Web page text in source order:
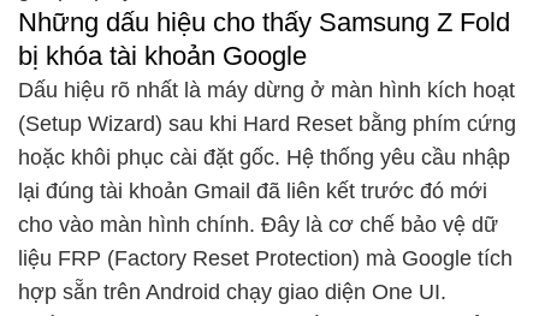
Những dấu hiệu cho thấy Samsung Z Fold
bị khóa tài khoản Google
Dấu hiệu rõ nhất là máy dừng ở màn hình kích hoạt
(Setup Wizard) sau khi Hard Reset bằng phím cứng
hoặc khôi phục cài đặt gốc. Hệ thống yêu cầu nhập
lại đúng tài khoản Gmail đã liên kết trước đó mới
cho vào màn hình chính. Đây là cơ chế bảo vệ dữ
liệu FRP (Factory Reset Protection) mà Google tích
hợp sẵn trên Android chạy giao diện One UI.